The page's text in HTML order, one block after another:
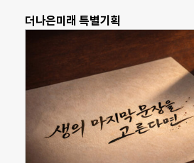
더나은미래 특별기획